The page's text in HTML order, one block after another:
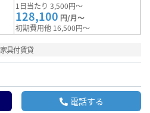
1日当たり 3,500円～
128,100 円/月～
初期費用他 16,500円～
家具付賃貸
電話する